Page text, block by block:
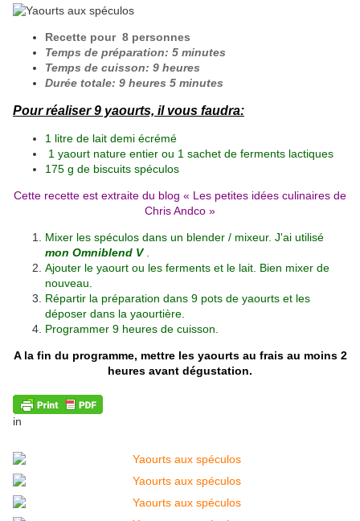
Recette pour 8 personnes
Temps de préparation: 5 minutes
Temps de cuisson: 9 heures
Durée totale: 9 heures 5 minutes
Pour réaliser 9 yaourts, il vous faudra:
1 litre de lait demi écrémé
1 yaourt nature entier ou 1 sachet de ferments lactiques
175 g de biscuits spéculos
Cette recette est extraite du blog « Les petites idées culinaires de
Chris Andco »
Mixer les spéculos dans un blender / mixeur. J'ai utilisé
mon Omniblend V.
Ajouter le yaourt ou les ferments et le lait. Bien mixer de
nouveau.
Répartir la préparation dans 9 pots de yaourts et les
déposer dans la yaourtière.
Programmer 9 heures de cuisson.
A la fin du programme, mettre les yaourts au frais au moins 2
heures avant dégustation.
in